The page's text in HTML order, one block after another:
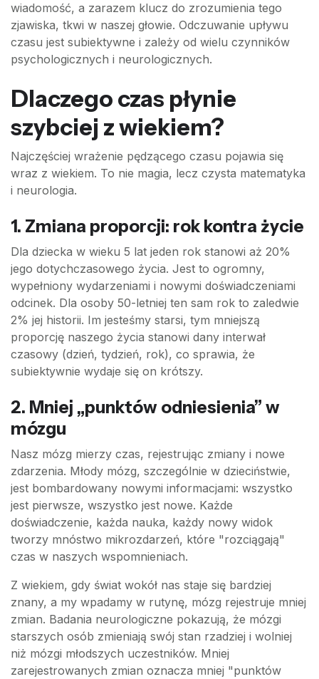
wiadomość, a zarazem klucz do zrozumienia tego
zjawiska, tkwi w naszej głowie. Odczuwanie upływu
czasu jest subiektywne i zależy od wielu czynników
psychologicznych i neurologicznych.
Dlaczego czas płynie
szybciej z wiekiem?
Najczęściej wrażenie pędzącego czasu pojawia się
wraz z wiekiem. To nie magia, lecz czysta matematyka
i neurologia.
1. Zmiana proporcji: rok kontra życie
Dla dziecka w wieku 5 lat jeden rok stanowi aż 20%
jego dotychczasowego życia. Jest to ogromny,
wypełniony wydarzeniami i nowymi doświadczeniami
odcinek. Dla osoby 50-letniej ten sam rok to zaledwie
2% jej historii. Im jesteśmy starsi, tym mniejszą
proporcję naszego życia stanowi dany interwał
czasowy (dzień, tydzień, rok), co sprawia, że
subiektywnie wydaje się on krótszy.
2. Mniej „punktów odniesienia” w
mózgu
Nasz mózg mierzy czas, rejestrując zmiany i nowe
zdarzenia. Młody mózg, szczególnie w dzieciństwie,
jest bombardowany nowymi informacjami: wszystko
jest pierwsze, wszystko jest nowe. Każde
doświadczenie, każda nauka, każdy nowy widok
tworzy mnóstwo mikrozdarzeń, które "rozciągają"
czas w naszych wspomnieniach.
Z wiekiem, gdy świat wokół nas staje się bardziej
znany, a my wpadamy w rutynę, mózg rejestruje mniej
zmian. Badania neurologiczne pokazują, że mózgi
starszych osób zmieniają swój stan rzadziej i wolniej
niż mózgi młodszych uczestników. Mniej
zarejestrowanych zmian oznacza mniej "punktów